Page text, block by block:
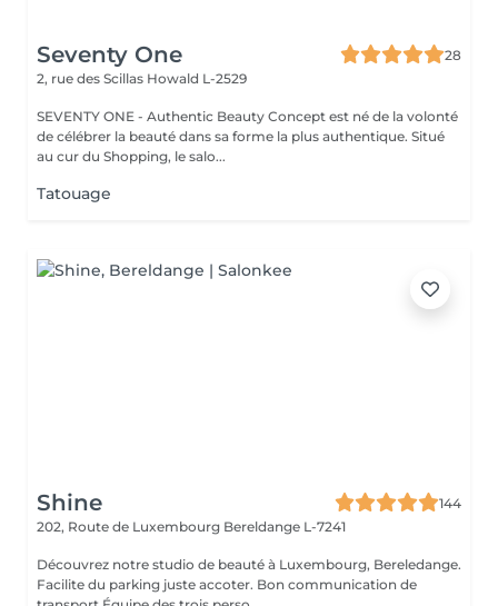
Seventy One
28
2, rue des Scillas Howald L-2529
SEVENTY ONE - Authentic Beauty Concept est né de la volonté
de célébrer la beauté dans sa forme la plus authentique. Situé
au cur du Shopping, le salo...
Tatouage
Shine
144
202, Route de Luxembourg Bereldange L-7241
Découvrez notre studio de beauté à Luxembourg, Bereledange.
Facilite du parking juste accoter. Bon communication de